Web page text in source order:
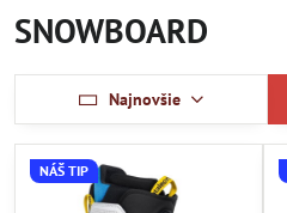
SNOWBOARD
Najnovšie
NÁŠ TIP